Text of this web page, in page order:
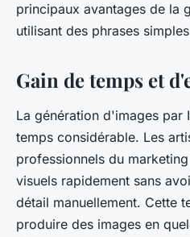
principaux avantages de la
utilisant des phrases
Gain de temps et
La génération d'images par
temps considérable. Les
professionnels du
visuels rapidement sans
détail manuellement. Cette
produire des images en